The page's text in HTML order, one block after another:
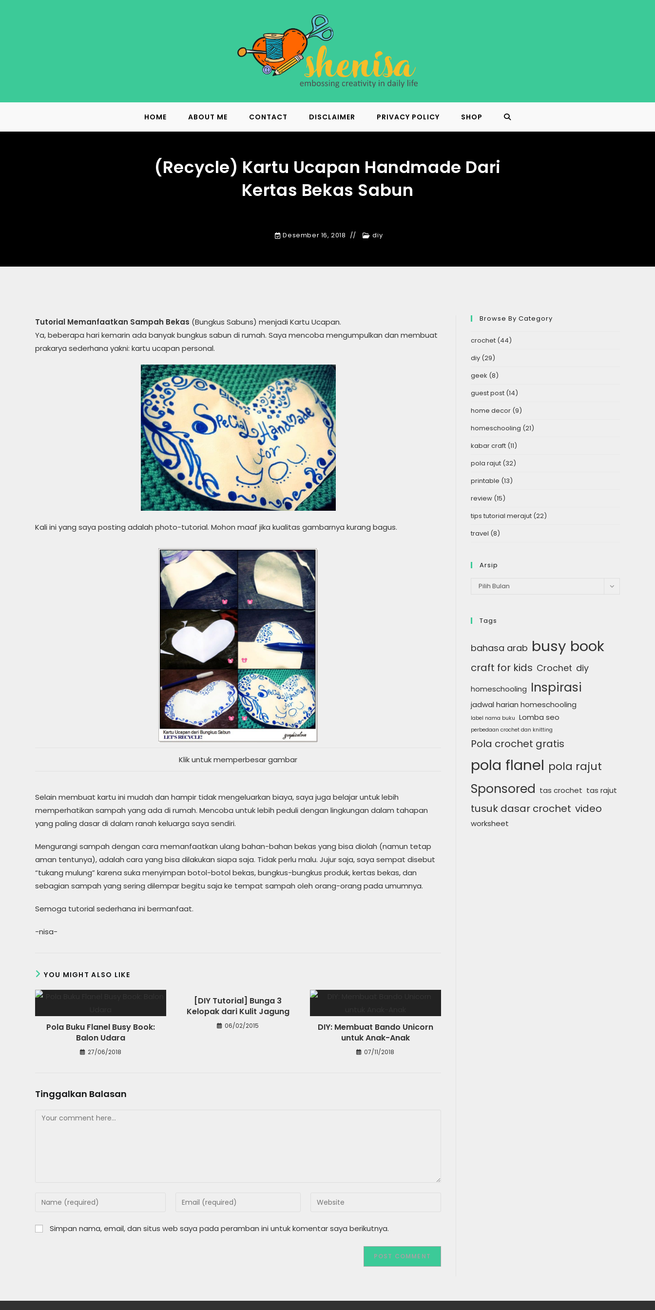
HOME ABOUT ME CONTACT DISCLAIMER PRIVACY POLICY SHOP TOGGLE
(Recycle) Kartu Ucapan Handmade Dari
Kertas Bekas Sabun
Desember 16, 2018 diy
Tutorial Memanfaatkan Sampah Bekas (Bungkus Sabuns) menjadi Kartu Ucapan.
Ya, beberapa hari kemarin ada banyak bungkus sabun di rumah. Saya mencoba mengumpulkan dan membuat
prakarya sederhana yakni: kartu ucapan personal.
Kali ini yang saya posting adalah photo-tutorial. Mohon maaf jika kualitas gambarnya kurang bagus.
Klik untuk memperbesar gambar
Selain membuat kartu ini mudah dan hampir tidak mengeluarkan biaya, saya juga belajar untuk lebih
memperhatikan sampah yang ada di rumah. Mencoba untuk lebih peduli dengan lingkungan dalam tahapan
yang paling dasar di dalam ranah keluarga saya sendiri.
Mengurangi sampah dengan cara memanfaatkan ulang bahan-bahan bekas yang bisa diolah (namun tetap
aman tentunya), adalah cara yang bisa dilakukan siapa saja. Tidak perlu malu. Jujur saja, saya sempat disebut
“tukang mulung” karena suka menyimpan botol-botol bekas, bungkus-bungkus produk, kertas bekas, dan
sebagian sampah yang sering dilempar begitu saja ke tempat sampah oleh orang-orang pada umumnya.
Semoga tutorial sederhana ini bermanfaat.
-nisa-
YOU MIGHT ALSO LIKE
Pola Buku Flanel Busy Book:
Balon Udara
27/06/2018
[DIY Tutorial] Bunga 3
Kelopak dari Kulit Jagung
06/02/2015
DIY: Membuat Bando Unicorn
untuk Anak-Anak
07/11/2018
Tinggalkan Balasan
Comment
Enter
name
or
Enter
address
Enter
Simpan nama, email, dan situs web saya pada peramban ini untuk komentar saya berikutnya.
Browse By Category
crochet (44)
diy (29)
geek (8)
guest post (14)
home decor (9)
homeschooling (21)
kabar craft (11)
pola rajut (32)
printable (13)
review (15)
tips tutorial merajut (22)
travel (8)
Arsip
Arsip
Pilih Bulan
Tags
bahasa arab busy book
craft for kids Crochet diy
homeschooling Inspirasi
jadwal harian homeschooling
label nama buku Lomba seo
perbedaan crochet dan knitting
Pola crochet gratis
pola flanel pola rajut
Sponsored tas crochet tas rajut
tusuk dasar crochet video
worksheet